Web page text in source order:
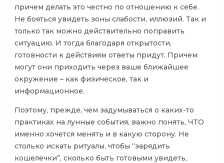
причем делать это честно по отношению к себе.
Не бояться увидеть зоны слабости, иллюзий. Так и
только так можно действительно поправить
ситуацию. И тогда благодаря открытости,
готовности к действиям ответы придут. Причем
могут они приходить через ваше ближайшее
окружение – как физическое, так и
информационное.
Поэтому, прежде, чем задумываться о каких-то
практиках на лунные события, важно понять, ЧТО
именно хочется менять и в какую сторону. Не
столько искать ритуалы, чтобы “зарядить
кошелечки”, сколько быть готовыми увидеть,